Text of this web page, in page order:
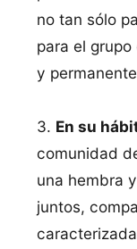
no tan sólo
para el
y
3. En su
comunidad
una hembra
juntos,